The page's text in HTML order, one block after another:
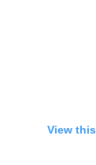
View